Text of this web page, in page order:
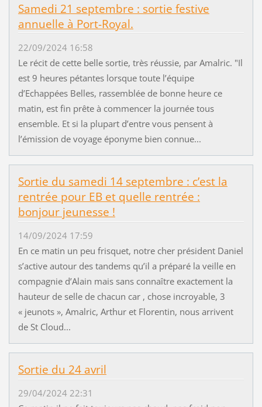
Samedi 21 septembre : sortie festive
annuelle à Port-Royal.
22/09/2024 16:58
Le récit de cette belle sortie, très réussie, par Amalric. "Il
est 9 heures pétantes lorsque toute l’équipe
d’Echappées Belles, rassemblée de bonne heure ce
matin, est fin prête à commencer la journée tous
ensemble. Et si la plupart d’entre vous pensent à
l’émission de voyage éponyme bien connue...
Sortie du samedi 14 septembre : c’est la
rentrée pour EB et quelle rentrée :
bonjour jeunesse !
14/09/2024 17:59
En ce matin un peu frisquet, notre cher président Daniel
s’active autour des tandems qu’il a préparé la veille en
compagnie d’Alain mais sans connaître exactement la
hauteur de selle de chacun car , chose incroyable, 3
« jeunots », Amalric, Arthur et Florentin, nous arrivent
de St Cloud...
Sortie du 24 avril
29/04/2024 22:31